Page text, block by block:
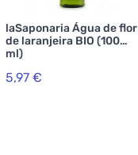
laSaponaria Água de flor
de laranjeira BIO (100
ml)
5,97 €